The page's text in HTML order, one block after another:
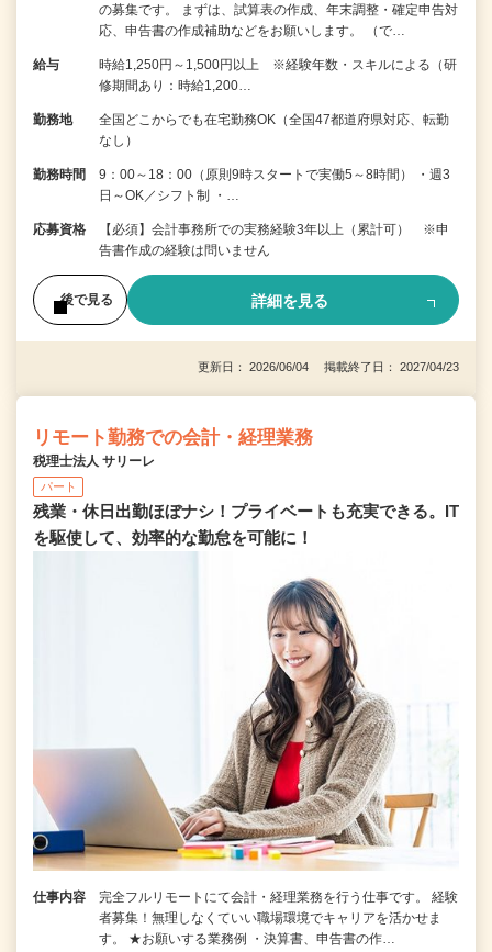
の募集です。 まずは、試算表の作成、年末調整・確定申告対
応、申告書の作成補助などをお願いします。 （で…
給与
時給1,250円～1,500円以上 ※経験年数・スキルによる（研
修期間あり：時給1,200…
勤務地
全国どこからでも在宅勤務OK（全国47都道府県対応、転勤
なし）
勤務時間
9：00～18：00（原則9時スタートで実働5～8時間） ・週3
日～OK／シフト制 ・…
応募資格
【必須】会計事務所での実務経験3年以上（累計可） ※申
告書作成の経験は問いません
後で見る 詳細を見る
更新日： 2026/06/04 掲載終了日： 2027/04/23
リモート勤務での会計・経理業務
税理士法人 サリーレ
パート
残業・休日出勤ほぼナシ！プライベートも充実できる。IT
を駆使して、効率的な勤怠を可能に！
仕事内容
完全フルリモートにて会計・経理業務を行う仕事です。 経験
者募集！無理しなくていい職場環境でキャリアを活かせま
す。 ★お願いする業務例 ・決算書、申告書の作…